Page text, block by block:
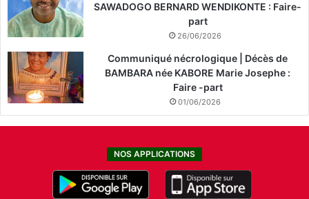
SAWADOGO BERNARD WENDIKONTE : Faire-
part
26/06/2026
Communiqué nécrologique | Décès de
BAMBARA née KABORE Marie Josephe :
Faire -part
01/06/2026
NOS APPLICATIONS